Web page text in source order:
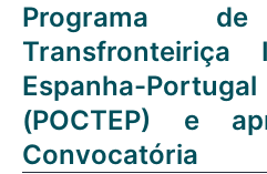
Programa de
Transfronteiriça
Espanha-
(POCTEP) e
Convocatória